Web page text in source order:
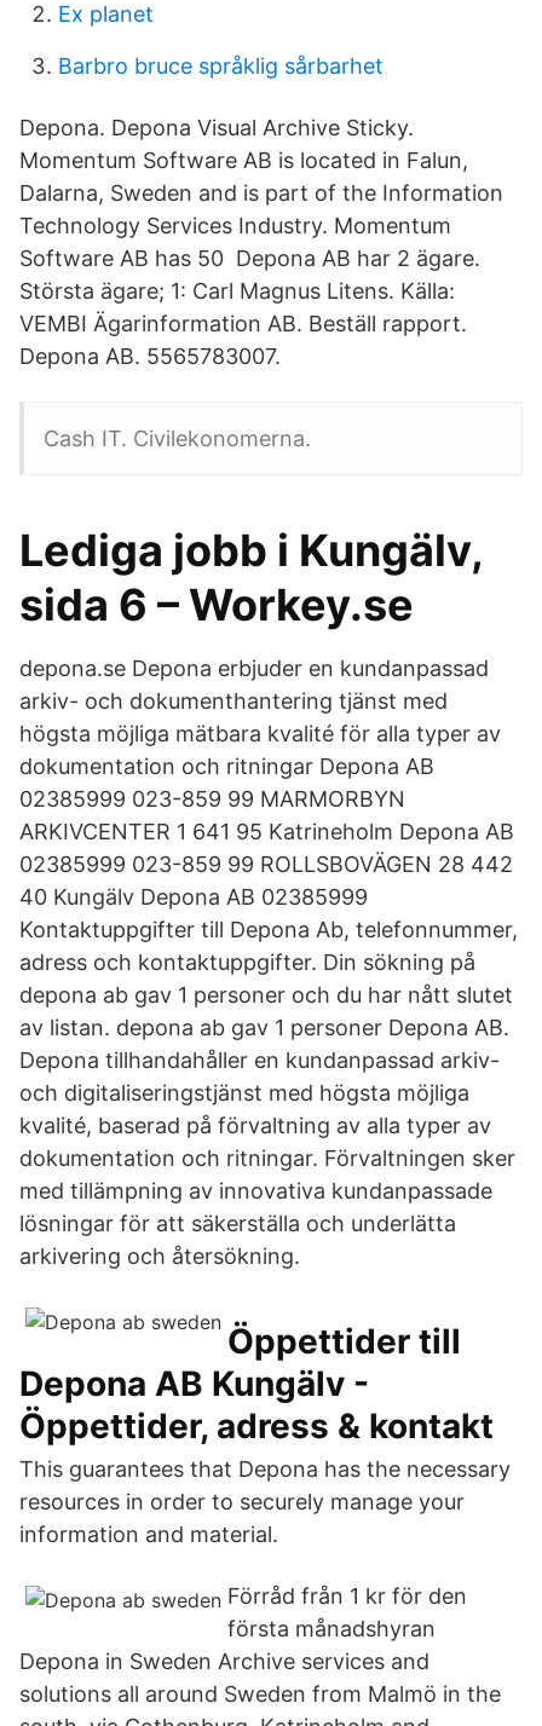
Ex planet
Barbro bruce språklig sårbarhet
Depona. Depona Visual Archive Sticky.
Momentum Software AB is located in Falun,
Dalarna, Sweden and is part of the Information
Technology Services Industry. Momentum
Software AB has 50 Depona AB har 2 ägare.
Största ägare; 1: Carl Magnus Litens. Källa:
VEMBI Ägarinformation AB. Beställ rapport.
Depona AB. 5565783007.
Cash IT. Civilekonomerna.
Lediga jobb i Kungälv,
sida 6 – Workey.se
depona.se Depona erbjuder en kundanpassad
arkiv- och dokumenthantering tjänst med
högsta möjliga mätbara kvalité för alla typer av
dokumentation och ritningar Depona AB
02385999 023-859 99 MARMORBYN
ARKIVCENTER 1 641 95 Katrineholm Depona AB
02385999 023-859 99 ROLLSBOVÄGEN 28 442
40 Kungälv Depona AB 02385999
Kontaktuppgifter till Depona Ab, telefonnummer,
adress och kontaktuppgifter. Din sökning på
depona ab gav 1 personer och du har nått slutet
av listan. depona ab gav 1 personer Depona AB.
Depona tillhandahåller en kundanpassad arkiv-
och digitaliseringstjänst med högsta möjliga
kvalité, baserad på förvaltning av alla typer av
dokumentation och ritningar. Förvaltningen sker
med tillämpning av innovativa kundanpassade
lösningar för att säkerställa och underlätta
arkivering och återsökning.
Öppettider till
Depona AB Kungälv -
Öppettider, adress & kontakt
This guarantees that Depona has the necessary
resources in order to securely manage your
information and material.
Förråd från 1 kr för den
första månadshyran
Depona in Sweden Archive services and
solutions all around Sweden from Malmö in the